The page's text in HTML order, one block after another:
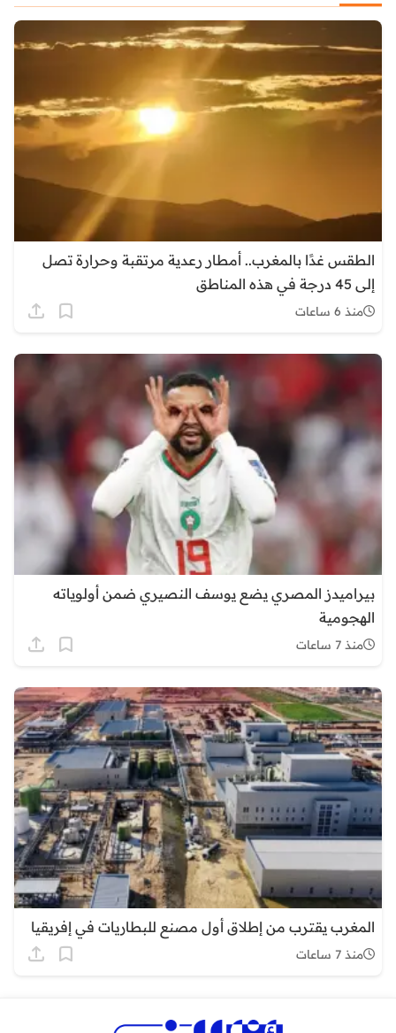
الطقس غدًا بالمغرب.. أمطار رعدية مرتقبة وحرارة تصل
إلى 45 درجة في هذه المناطق
منذ 6 ساعات
بيراميدز المصري يضع يوسف النصيري ضمن أولوياته
الهجومية
منذ 7 ساعات
المغرب يقترب من إطلاق أول مصنع للبطاريات في إفريقيا
منذ 7 ساعات